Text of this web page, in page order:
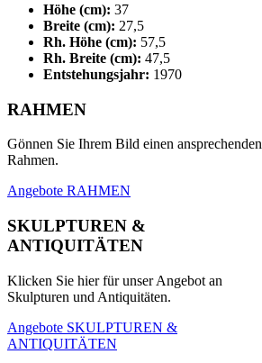
Höhe (cm): 37
Breite (cm): 27,5
Rh. Höhe (cm): 57,5
Rh. Breite (cm): 47,5
Entstehungsjahr: 1970
RAHMEN
Gönnen Sie Ihrem Bild einen ansprechenden
Rahmen.
Angebote RAHMEN
SKULPTUREN &
ANTIQUITÄTEN
Klicken Sie hier für unser Angebot an
Skulpturen und Antiquitäten.
Angebote SKULPTUREN &
ANTIQUITÄTEN